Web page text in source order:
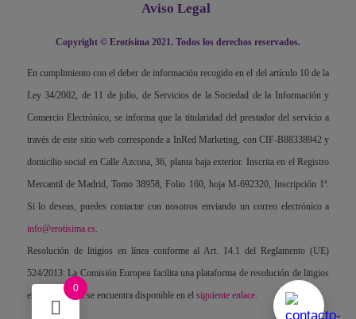
Aviso Legal
Copyright © Erotísima 2021. Todos los derechos reservados.
En cumplimiento con el deber de información recogido en el del artículo 10 de la
Ley 34/2002, de 11 de julio, de Servicios de la Sociedad de la Información y
Comercio Electrónico, se informa que la titularidad del prestador del servicio a
través de este sitio web corresponde a InRed Marketing, con CIF-B88338942 y
domicilio social en Calle Azcona, 36, planta baja exterior. Inscrita en el Registro
Mercantil de Madrid, Tomo 38958, Folio 160, hoja M-692320, Inscripción 1ª.
Si lo deseas, puedes contactar con nosotros enviando un correo electrónico a
info@erotisima.es
Resolución de litigios en línea conforme al Art. 14.1 del Reglamento (UE)
524/2013: La Comisión Europea facilita una plataforma de resolución de litigios
en línea, la cual se encuentra disponible en el siguiente enlace.
0